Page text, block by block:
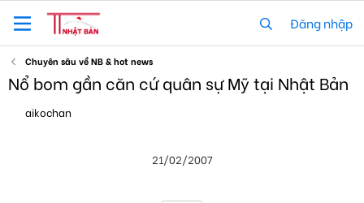
Đăng nhập
Chuyên sâu về NB & hot news
Nổ bom gần căn cứ quân sự Mỹ tại Nhật Bản
haikochan
21/02/2007